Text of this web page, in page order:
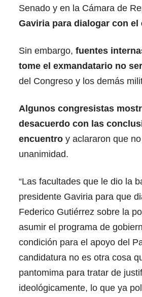
Senado y en la Cámara de
Gaviria para dialogar con
Sin embargo, fuentes
tome el exmandatario no
del Congreso y los demás
Algunos congresistas
desacuerdo con las
encuentro y aclararon que
unanimidad.
“Las facultades que le dio la
presidente Gaviria para que
Federico Gutiérrez sobre la
asumir el programa de
condición para el apoyo del
candidatura no es otra cosa
pantomima para tratar de
ideológicamente, lo que ya